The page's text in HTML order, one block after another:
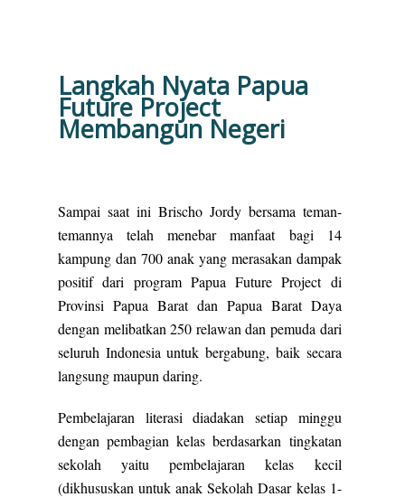
Langkah Nyata Papua
Future Project
Membangun Negeri
Sampai saat ini Brischo Jordy bersama teman-
temannya telah menebar manfaat bagi 14
kampung dan 700 anak yang merasakan dampak
positif dari program Papua Future Project di
Provinsi Papua Barat dan Papua Barat Daya
dengan melibatkan 250 relawan dan pemuda dari
seluruh Indonesia untuk bergabung, baik secara
langsung maupun daring.
Pembelajaran literasi diadakan setiap minggu
dengan pembagian kelas berdasarkan tingkatan
sekolah yaitu pembelajaran kelas kecil
(dikhususkan untuk anak Sekolah Dasar kelas 1-